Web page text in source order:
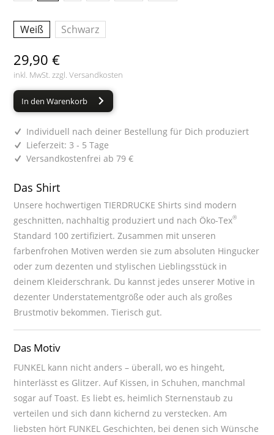
Weiß Schwarz
29,90 €
inkl. MwSt. zzgl.Versandkosten
In den Warenkorb
Individuell nach deiner Bestellung für Dich produziert
Lieferzeit: 3 - 5 Tage
Versandkostenfrei ab 79 €
Das Shirt
Unsere hochwertigen TIERDRUCKE Shirts sind modern
geschnitten, nachhaltig produziert und nach Öko-Tex®
Standard 100 zertifiziert. Zusammen mit unseren
farbenfrohen Motiven werden sie zum absoluten Hingucker
oder zum dezenten und stylischen Lieblingsstück in
deinem Kleiderschrank. Du kannst jedes unserer Motive in
dezenter Understatementgröße oder auch als großes
Brustmotiv bekommen. Tierisch gut.
Das Motiv
FUNKEL kann nicht anders – überall, wo es hingeht,
hinterlässt es Glitzer. Auf Kissen, in Schuhen, manchmal
sogar auf Toast. Es liebt es, heimlich Sternenstaub zu
verteilen und sich dann kichernd zu verstecken. Am
liebsten hört FUNKEL Geschichten, bei denen sich Wünsche